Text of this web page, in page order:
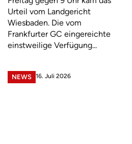
Urteil vom Landgericht
Wiesbaden. Die vom
Frankfurter GC eingereichte
einstweilige Verfügung...
NEWS 16. Juli 2026